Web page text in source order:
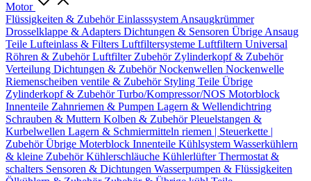
Motor
Flüssigkeiten & ZubehörEinlasssystem Ansaugkrümmer
Drosselklappe & Adapters Dichtungen & Sensoren Übrige Ansaug
Teile Lufteinlass & Filters Luftfiltersysteme Luftfiltern Universal
Röhren & ZubehörLuftfilter Zubehör Zylinderkopf & Zubehör
Verteilung Dichtungen & ZubehörNockenwellen Nockenwelle
Riemenscheiben ventile & Zubehör Styling Teile Übrige
Zylinderkopf & ZubehörTurbo/Kompressor/NOS Motorblock
Innenteile Zahnriemen & Pumpen Lagern & Wellendichtring
Schrauben & Muttern Kolben & ZubehörPleuelstangen &
Kurbelwellen Lagern & Schmiermitteln riemen | Steuerkette |
ZubehörÜbrige Moterblock Innenteile Kühlsystem Wasserkühlern
& kleine ZubehörKühlerschläuche KühlerlüfterThermostat &
schalters Sensoren & Dichtungen Wasserpumpen & Flüssigkeiten